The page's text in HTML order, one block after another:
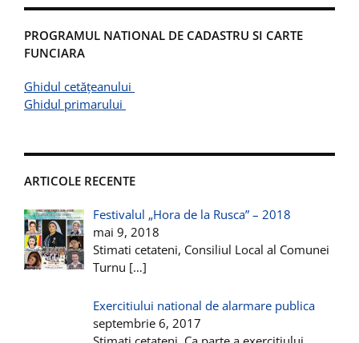
PROGRAMUL NATIONAL DE CADASTRU SI CARTE
FUNCIARA
Ghidul cetățeanului
Ghidul primarului
ARTICOLE RECENTE
Festivalul „Hora de la Rusca” – 2018
mai 9, 2018
Stimati cetateni, Consiliul Local al Comunei
Turnu […]
Exercitiului national de alarmare publica
septembrie 6, 2017